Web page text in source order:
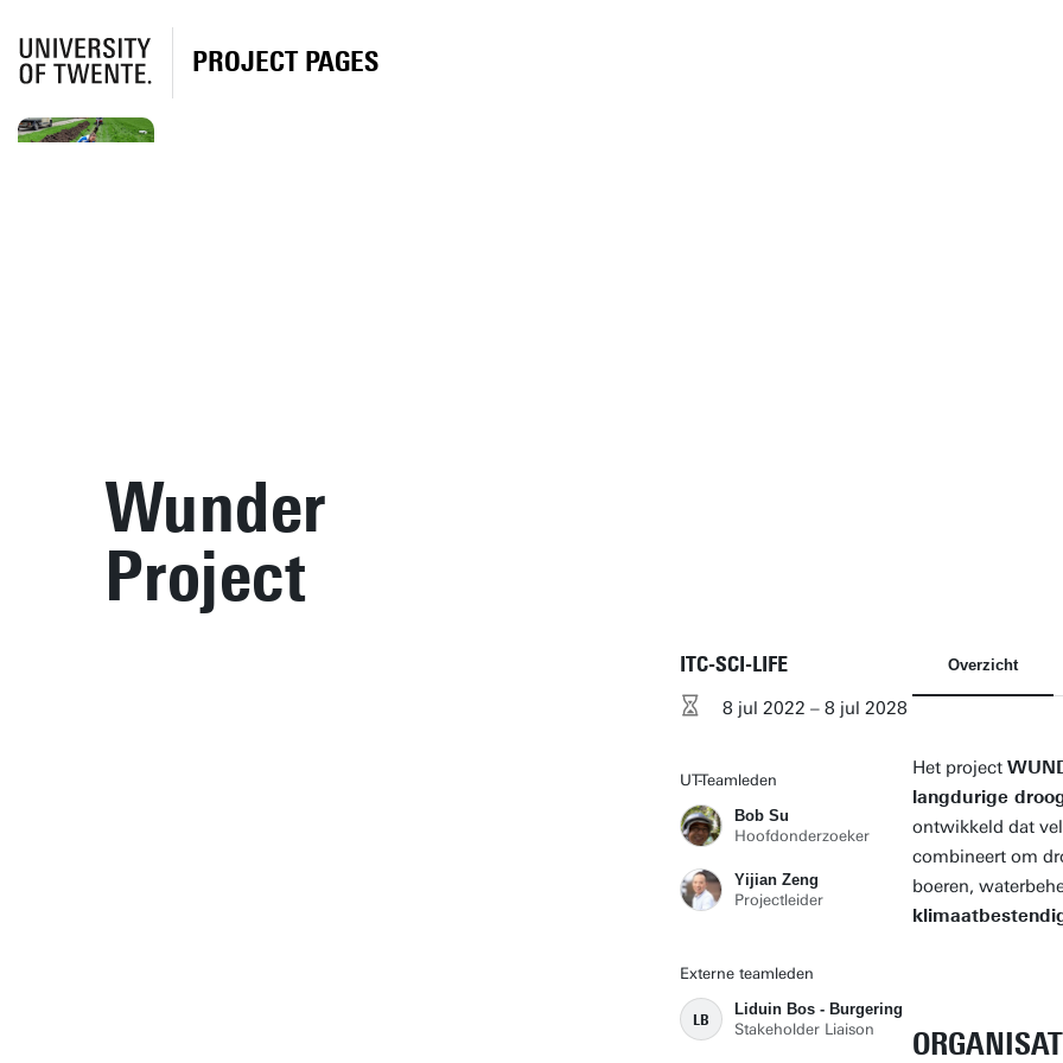
PROJECT PAGES
Wunder
Project
ITC-SCI-LIFE
8 jul 2022 – 8 jul 2028
UT-Teamleden
Bob Su
Hoofdonderzoeker
Yijian Zeng
Projectleider
Externe teamleden
LB
Liduin Bos - Burgering
Stakeholder Liaison
Overzicht
Het project
langdurige
ontwikkeld dat
combineert om
boeren,